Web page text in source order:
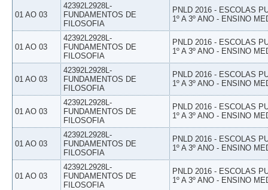
01 AO 03
42392L2928L-
FUNDAMENTOS DE
FILOSOFIA
PNLD 2016 - ESCOLAS
1º A 3º ANO - ENSINO
01 AO 03
42392L2928L-
FUNDAMENTOS DE
FILOSOFIA
PNLD 2016 - ESCOLAS
1º A 3º ANO - ENSINO
01 AO 03
42392L2928L-
FUNDAMENTOS DE
FILOSOFIA
PNLD 2016 - ESCOLAS
1º A 3º ANO - ENSINO
01 AO 03
42392L2928L-
FUNDAMENTOS DE
FILOSOFIA
PNLD 2016 - ESCOLAS
1º A 3º ANO - ENSINO
01 AO 03
42392L2928L-
FUNDAMENTOS DE
FILOSOFIA
PNLD 2016 - ESCOLAS
1º A 3º ANO - ENSINO
01 AO 03
42392L2928L-
FUNDAMENTOS DE
FILOSOFIA
PNLD 2016 - ESCOLAS
1º A 3º ANO - ENSINO